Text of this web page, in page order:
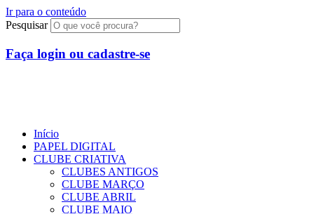
Ir para o conteúdo
Pesquisar
Faça login ou cadastre-se
Início
PAPEL DIGITAL
CLUBE CRIATIVA
CLUBES ANTIGOS
CLUBE MARÇO
CLUBE ABRIL
CLUBE MAIO